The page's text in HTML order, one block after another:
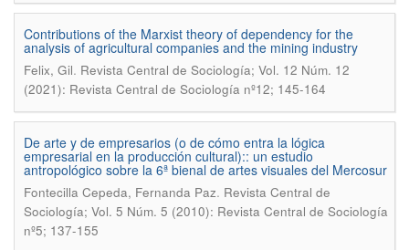
Contributions of the Marxist theory of dependency for the
analysis of agricultural companies and the mining industry
Felix, Gil. Revista Central de Sociología; Vol. 12 Núm. 12
(2021): Revista Central de Sociología nº12; 145-164
De arte y de empresarios (o de cómo entra la lógica
empresarial en la producción cultural):: un estudio
antropológico sobre la 6ª bienal de artes visuales del Mercosur
Fontecilla Cepeda, Fernanda Paz. Revista Central de
Sociología; Vol. 5 Núm. 5 (2010): Revista Central de Sociología
nº5; 137-155